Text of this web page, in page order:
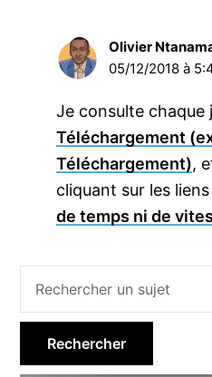
Olivier
05/12/2018 à
Je consulte
Téléchargement
Téléchargement),
cliquant sur les liens
de temps ni de
Barre
latérale
principale